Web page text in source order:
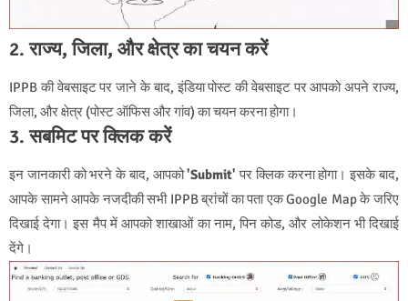
2.राज्य, जिला, और क्षेत्र का चयन करें
IPPB की वेबसाइट पर जाने के बाद, इंडिया पोस्ट की वेबसाइट पर आपको अपने राज्य,
जिला, और क्षेत्र (पोस्ट ऑफिस और गांव) का चयन करना होगा।
3.सबमिट पर क्लिक करें
इन जानकारी को भरने के बाद, आपको'Submit' पर क्लिक करना होगा। इसके बाद,
आपके सामने आपके नजदीकी सभी IPPB ब्रांचों का पता एक Google Map के जरिए
दिखाई देगा। इस मैप में आपको शाखाओं का नाम, पिन कोड, और लोकेशन भी दिखाई
देंगे।